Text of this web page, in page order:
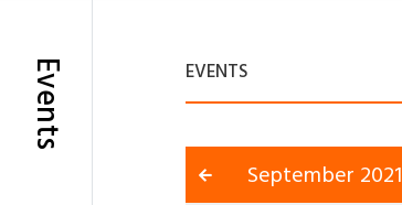
Events EVENTS
September 2021